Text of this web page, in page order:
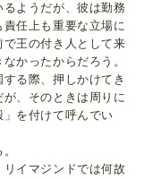
ようだが、彼は勤務
任上も重要な立場に
王の付き人として来
かったからだろう。
る際、押しかけてき
、そのときは周りに
を付けて呼んでい
イマジンドでは何故